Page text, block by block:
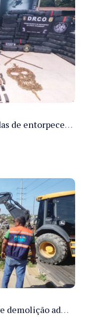
PMAM apreende 16,6 toneladas de entorpecentes e registra aumento nas prisões em flagrante e nas capturas de foragidos no primeiro semestre de 2026
Prefeitura de Manaus promove demolição administrativa de cinco estruturas que ocupavam calçada pública